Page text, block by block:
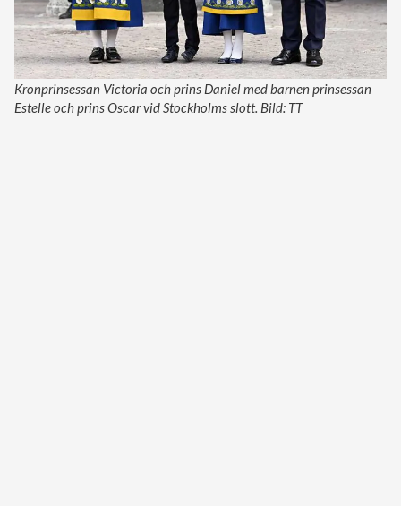
Kronprinsessan Victoria och prins Daniel med barnen prinsessan
Estelle och prins Oscar vid Stockholms slott. Bild: TT